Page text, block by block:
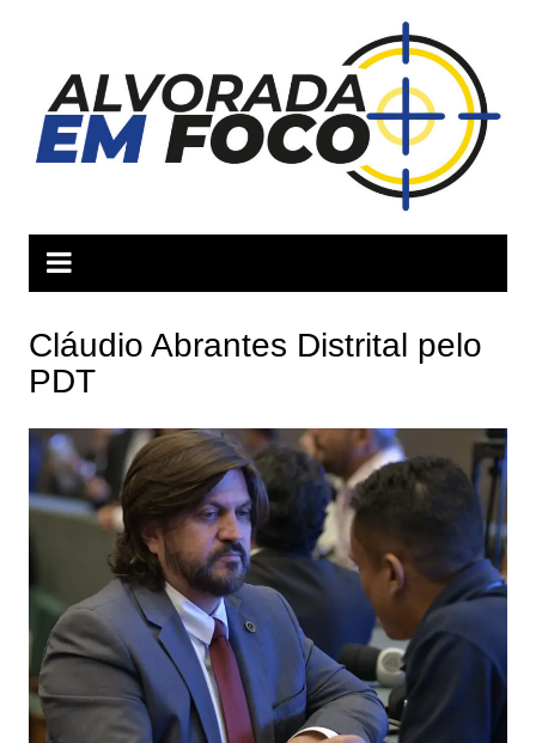
conteúdo
Cláudio Abrantes Distrital pelo
PDT